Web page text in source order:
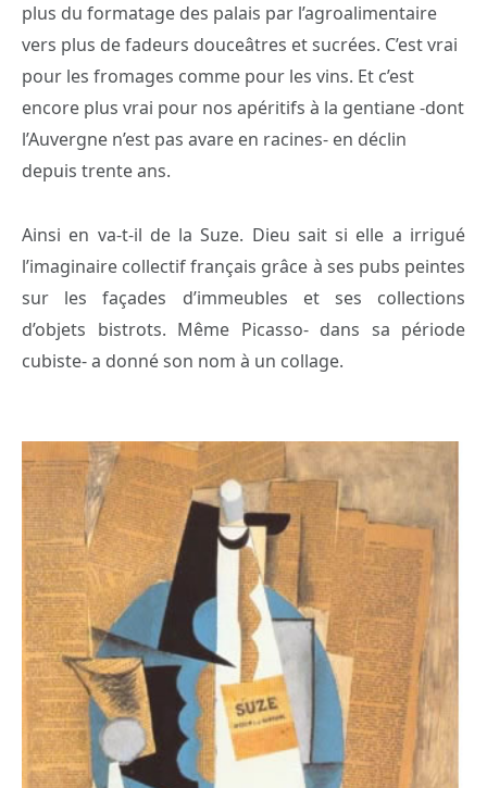
plus du formatage des palais par l’agroalimentaire
vers plus de fadeurs douceâtres et sucrées. C’est vrai
pour les fromages comme pour les vins. Et c’est
encore plus vrai pour nos apéritifs à la gentiane -dont
l’Auvergne n’est pas avare en racines- en déclin
depuis trente ans.
Ainsi en va-t-il de la Suze. Dieu sait si elle a irrigué
l’imaginaire collectif français grâce à ses pubs peintes
sur les façades d’immeubles et ses collections
d’objets bistrots. Même Picasso- dans sa période
cubiste- a donné son nom à un collage.